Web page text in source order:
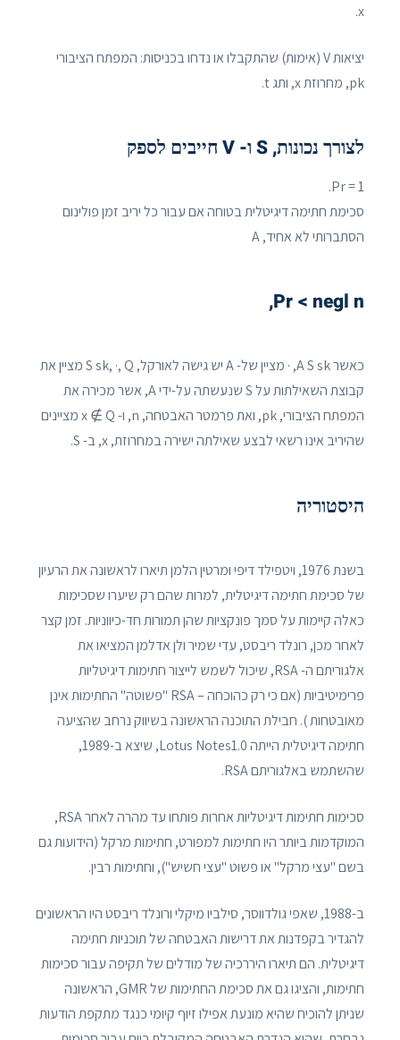
x.
יציאות V (אימות) שהתקבלו או נדחו בכניסות: המפתח הציבורי
pk, מחרוזת x, ותג t.
לצורך נכונות, S ו- V חייבים לספק
Pr = 1.
סכימת חתימה דיגיטלית בטוחה אם עבור כל יריב זמן פולינום
הסתברותי לא אחיד, A
Pr < negl n,
כאשר A S sk, · מציין של- A יש גישה לאורקל, S sk, ·, Q מציין את
קבוצת השאילתות על S שנעשתה על-ידי A, אשר מכירה את
המפתח הציבורי, pk, ואת פרמטר האבטחה, n, ו- x ∉ Q מציינים
שהיריב אינו רשאי לבצע שאילתה ישירה במחרוזת, x, ב- S.
היסטוריה
בשנת 1976, ויטפילד דיפי ומרטין הלמן תיארו לראשונה את הרעיון
של סכימת חתימה דיגיטלית, למרות שהם רק שיערו שסכימות
כאלה קיימות על סמך פונקציות שהן תמורות חד-כיווניות. זמן קצר
לאחר מכן, רונלד ריבסט, עדי שמיר ולן אדלמן המציאו את
אלגוריתם ה- RSA, שיכול לשמש לייצור חתימות דיגיטליות
פרימיטיביות (אם כי רק כהוכחה – RSA "פשוטה" החתימות אינן
מאובטחות ). חבילת התוכנה הראשונה בשיווק נרחב שהציעה
חתימה דיגיטלית הייתה Lotus Notes1.0, שיצא ב-1989,
שהשתמש באלגוריתם RSA.
סכימות חתימות דיגיטליות אחרות פותחו עד מהרה לאחר RSA,
המוקדמות ביותר היו חתימות למפורט, חתימות מרקל (הידועות גם
בשם "עצי מרקל" או פשוט "עצי חשיש"), וחתימות רבין.
ב-1988, שאפי גולדווסר, סילביו מיקלי ורונלד ריבסט היו הראשונים
להגדיר בקפדנות את דרישות האבטחה של תוכניות חתימה
דיגיטלית. הם תיארו היררכיה של מודלים של תקיפה עבור סכימות
חתימות, והציגו גם את סכימת החתימות של GMR, הראשונה
שניתן להוכיח שהיא מונעת אפילו זיוף קיומי כנגד מתקפת הודעות